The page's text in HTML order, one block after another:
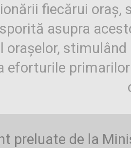
fiecărui oraș,
asupra
orașelor,
eforturile
preluate de la